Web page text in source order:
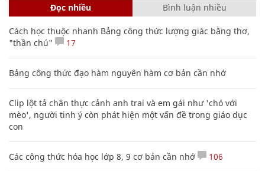
Đọc nhiều Bình luận nhiều
Cách học thuộc nhanh Bảng công thức lượng giác bằng thơ,
"thần chú"
17
Bảng công thức đạo hàm nguyên hàm cơ bản cần nhớ
Clip lột tả chân thực cảnh anh trai và em gái như 'chó với
mèo', người tinh ý còn phát hiện một vấn đề trong giáo dục
con
Các công thức hóa học lớp 8, 9 cơ bản cần nhớ 106